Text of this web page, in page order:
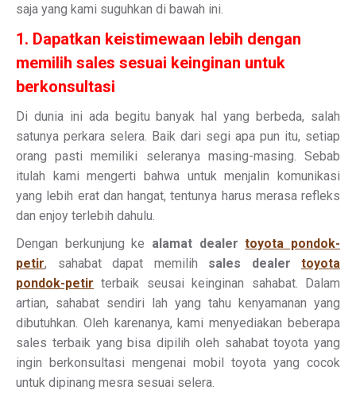
saja yang kami suguhkan di bawah ini.
1. Dapatkan keistimewaan lebih dengan
memilih sales sesuai keinginan untuk
berkonsultasi
Di dunia ini ada begitu banyak hal yang berbeda, salah
satunya perkara selera. Baik dari segi apa pun itu, setiap
orang pasti memiliki seleranya masing-masing. Sebab
itulah kami mengerti bahwa untuk menjalin komunikasi
yang lebih erat dan hangat, tentunya harus merasa refleks
dan enjoy terlebih dahulu.
Dengan berkunjung ke alamat dealertoyota pondok-
petir, sahabat dapat memilih sales dealer toyota
pondok-petir terbaik seusai keinginan sahabat. Dalam
artian, sahabat sendiri lah yang tahu kenyamanan yang
dibutuhkan. Oleh karenanya, kami menyediakan beberapa
sales terbaik yang bisa dipilih oleh sahabat toyota yang
ingin berkonsultasi mengenai mobil toyota yang cocok
untuk dipinang mesra sesuai selera.